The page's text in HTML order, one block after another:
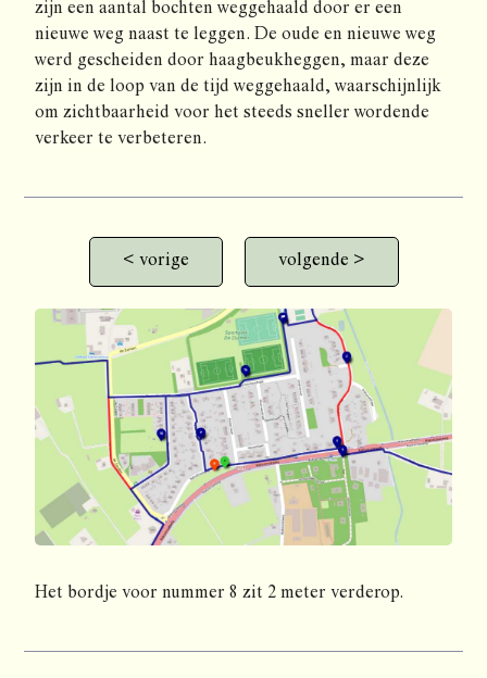
zijn een aantal bochten weggehaald door er een
nieuwe weg naast te leggen. De oude en nieuwe weg
werd gescheiden door haagbeukheggen, maar deze
zijn in de loop van de tijd weggehaald, waarschijnlijk
om zichtbaarheid voor het steeds sneller wordende
verkeer te verbeteren.
< vorige volgende >
Het bordje voor nummer 8 zit 2 meter verderop.